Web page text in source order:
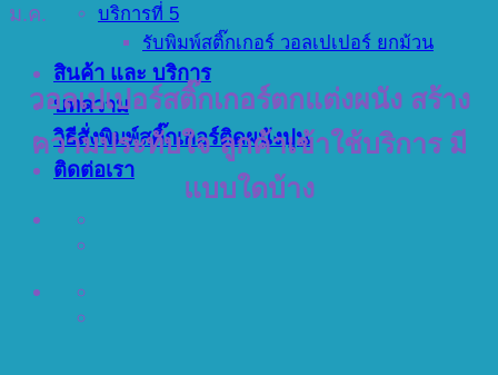
บริการที่ 5
รับพิมพ์สติ๊กเกอร์ วอลเปเปอร์ ยกม้วน
สินค้า และ บริการ
บทความ
วิธีสั่งพิมพ์สติ๊กเกอร์ติดผนังปูน
ติดต่อเรา
ม.ค.
วอลเปเปอร์สติ๊กเกอร์ตกแต่งผนัง สร้าง
ความประทับใจ ลูกค้าเข้าใช้บริการ มี
แบบใดบ้าง